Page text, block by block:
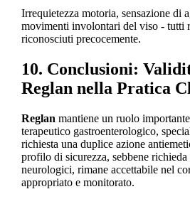
Irrequietezza motoria, sensazione di
movimenti involontari del viso - tutti
riconosciuti precocemente.
10. Conclusioni:
Reglan nella Pratica
Reglan mantiene un ruolo
terapeutico gastroenterologico,
richiesta una duplice azione
profilo di sicurezza, sebbene
neurologici, rimane accettabile nel
appropriato e monitorato.